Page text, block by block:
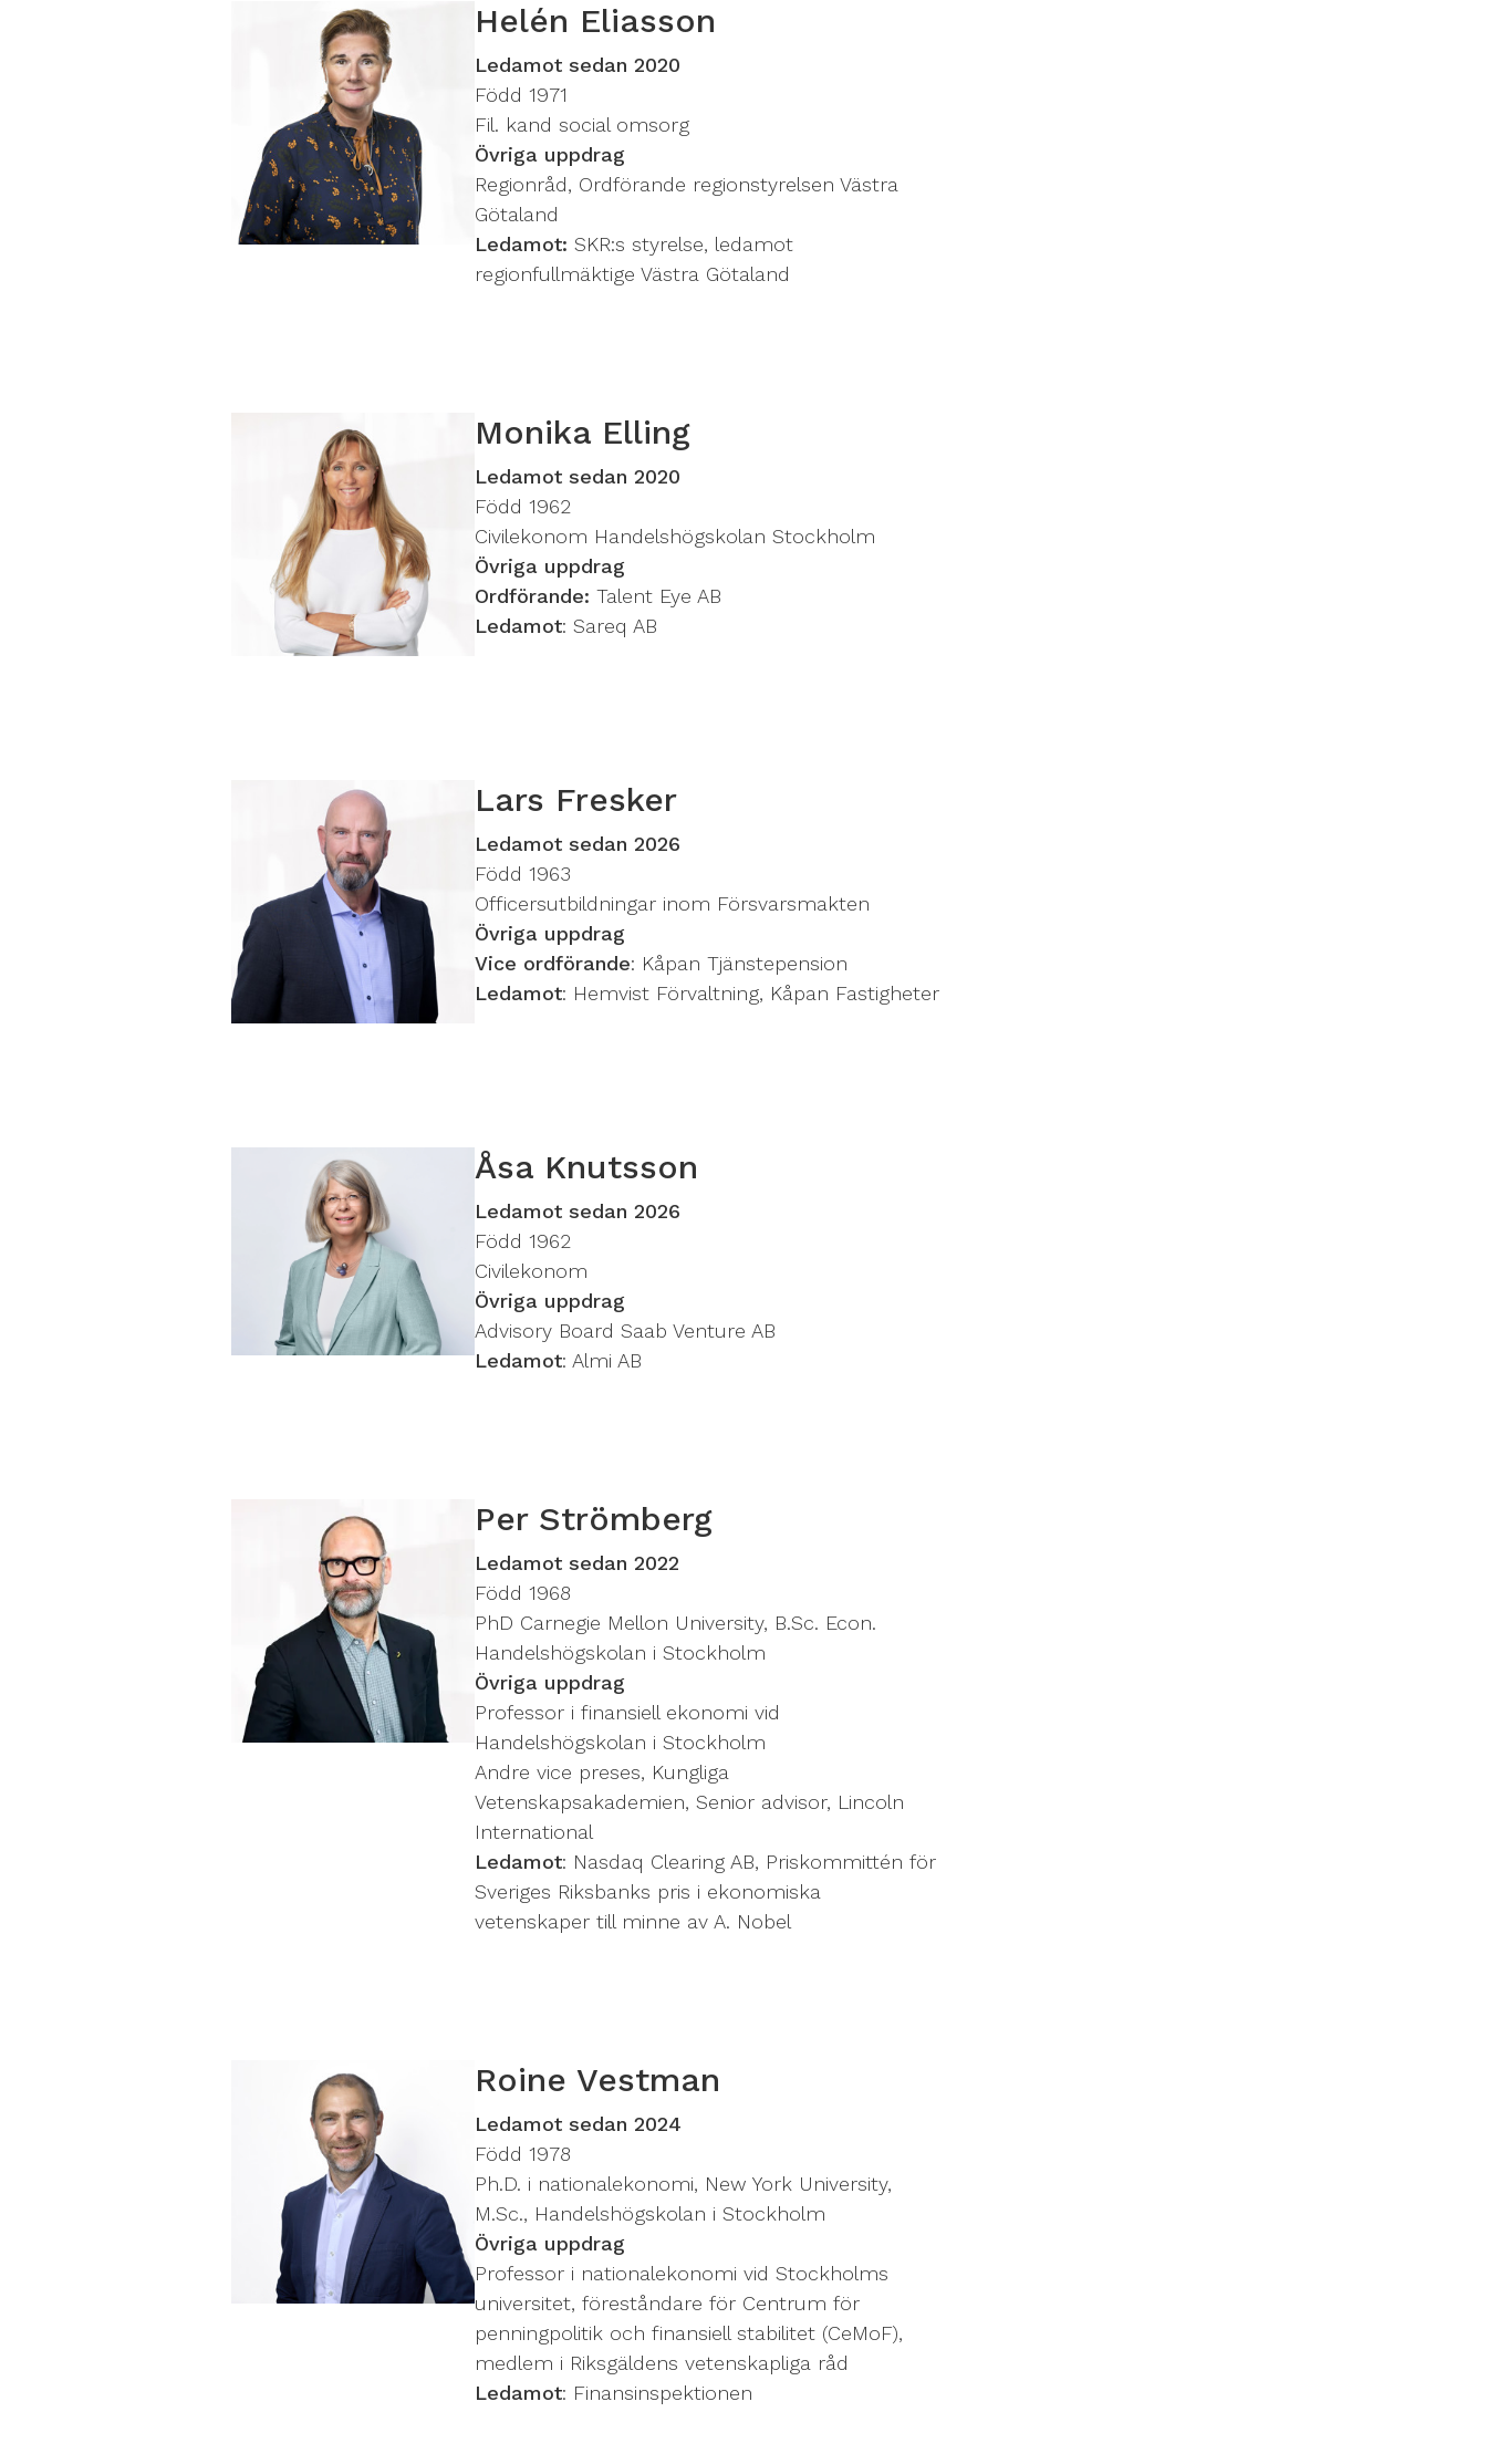
Helén Eliasson
Ledamot sedan 2020
Född 1971
Fil. kand social omsorg
Övriga uppdrag
Regionråd, Ordförande regionstyrelsen Västra
Götaland
Ledamot: SKR:s styrelse, ledamot
regionfullmäktige Västra Götaland
Monika Elling
Ledamot sedan 2020
Född 1962
Civilekonom Handelshögskolan Stockholm
Övriga uppdrag
Ordförande: Talent Eye AB
Ledamot: Sareq AB
Lars Fresker
Ledamot sedan 2026
Född 1963
Officersutbildningar inom Försvarsmakten
Övriga uppdrag
Vice ordförande: Kåpan Tjänstepension
Ledamot: Hemvist Förvaltning, Kåpan Fastigheter
Åsa Knutsson
Ledamot sedan 2026
Född 1962
Civilekonom
Övriga uppdrag
Advisory Board Saab Venture AB
Ledamot: Almi AB
Per Strömberg
Ledamot sedan 2022
Född 1968
PhD Carnegie Mellon University, B.Sc. Econ.
Handelshögskolan i Stockholm
Övriga uppdrag
Professor i finansiell ekonomi vid
Handelshögskolan i Stockholm
Andre vice preses, Kungliga
Vetenskapsakademien, Senior advisor, Lincoln
International
Ledamot: Nasdaq Clearing AB, Priskommittén för
Sveriges Riksbanks pris i ekonomiska
vetenskaper till minne av A. Nobel
Roine Vestman
Ledamot sedan 2024
Född 1978
Ph.D. i nationalekonomi, New York University,
M.Sc., Handelshögskolan i Stockholm
Övriga uppdrag
Professor i nationalekonomi vid Stockholms
universitet, föreståndare för Centrum för
penningpolitik och finansiell stabilitet (CeMoF),
medlem i Riksgäldens vetenskapliga råd
Ledamot: Finansinspektionen